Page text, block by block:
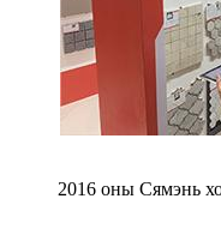
2016 оны Сямэнь